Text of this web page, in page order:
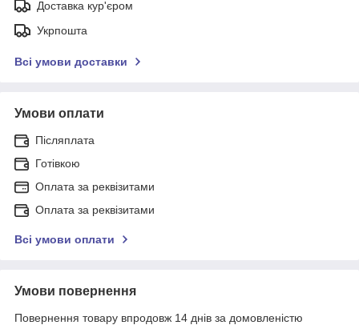
Доставка кур'єром
Укрпошта
Всі умови доставки
Умови оплати
Післяплата
Готівкою
Оплата за реквізитами
Оплата за реквізитами
Всі умови оплати
Умови повернення
Повернення товару впродовж 14 днів за домовленістю